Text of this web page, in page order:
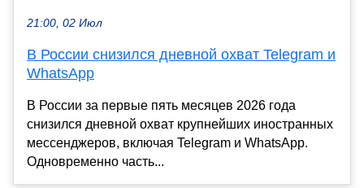
21:00, 02 Июл
В России снизился дневной охват Telegram и
WhatsApp
В России за первые пять месяцев 2026 года
снизился дневной охват крупнейших иностранных
мессенджеров, включая Telegram и WhatsApp.
Одновременно часть...